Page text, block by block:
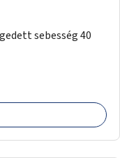
sebesség 40